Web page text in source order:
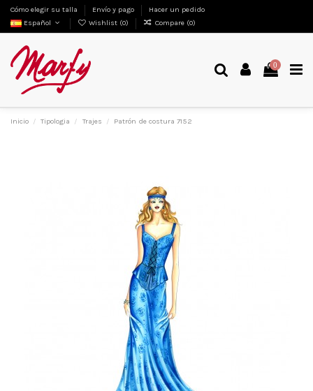
Cómo elegir su talla Envío y pago
Hacer un pedido
Español
Wishlist (0) Compare (0)
0
Inicio Tipologia Trajes Patrón de costura 7152